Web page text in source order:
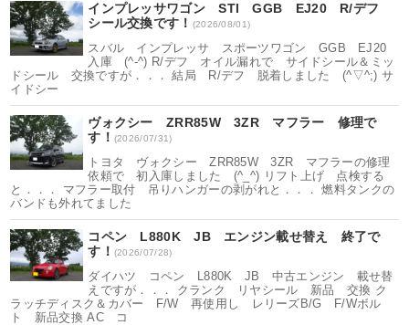
インプレッサワゴン STI GGB EJ20 R/デフ
シール交換です！ (2026/08/01)
スバル インプレッサ スポーツワゴン GGB EJ20
入庫 (^-^) R/デフ オイル漏れで サイドシール＆ミッ
ドシール 交換ですが．．． 結局 R/デフ 脱着しました (^▽^;) サ
イドシー
ヴォクシー ZRR85W 3ZR マフラー 修理で
す！ (2026/07/31)
トヨタ ヴォクシー ZRR85W 3ZR マフラーの修理
依頼で 初入庫しました (^_^) リフト上げ 点検する
と．．． マフラー取付 吊りハンガーの剥がれと．．． 燃料タンクの
バンドも外れてました
コペン L880K JB エンジン載せ替え 終了で
す！ (2026/07/28)
ダイハツ コペン L880K JB 中古エンジン 載せ替
えですが．．． クランク リヤシール 新品 交換 ク
ラッチディスク＆カバー F/W 再使用し レリーズB/G F/Wボル
ト 新品交換 AC コ